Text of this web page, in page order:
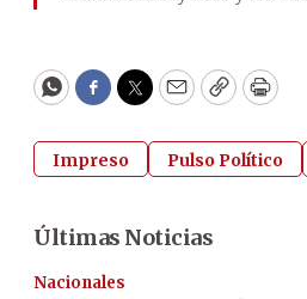
WhatsApp
Facebook
Twitter
EmailCopyPrint
Impreso Pulso Político
Últimas Noticias
Nacionales